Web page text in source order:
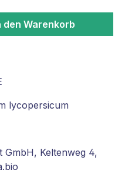
den
den Warenkorb
lycopersicum
GmbH, Keltenweg 4,